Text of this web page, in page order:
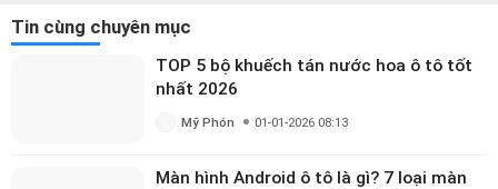
kiến thức thú vị và hữu ích được chia sẻ mỗi ngày ngay tại
Tin cùng chuyên mục
TOP 5 bộ khuếch tán nước hoa ô tô tốt
nhất 2026
Mỹ Phón 01-01-2026 08:13
Màn hình Android ô tô là gì? 7 loại màn